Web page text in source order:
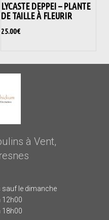
LYCASTE DEPPEI – PLANTE
DE TAILLE À FLEURIR
25.00€
à Vent,
sauf le dimanche
12h00
18h00